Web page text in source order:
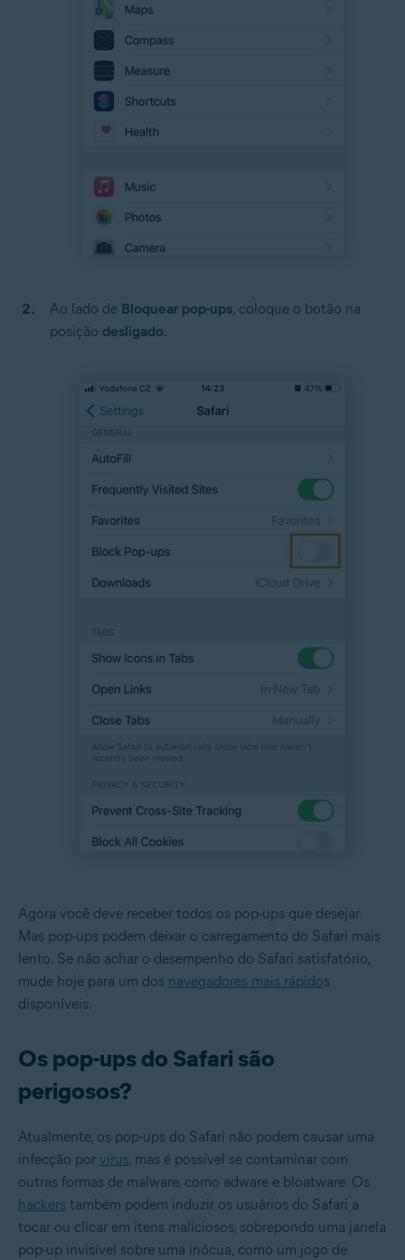
Ao lado de Bloquear pop-ups, coloque o botão na
posição desligado.
Agora você deve receber todos os pop-ups que desejar.
Mas pop-ups podem deixar o carregamento do Safari mais
lento. Se não achar o desempenho do Safari satisfatório,
mude hoje para um dos navegadores mais rápidos
disponíveis.
Os pop-ups do Safari são
perigosos?
Atualmente, os pop-ups do Safari não podem causar uma
infecção por vírus, mas é possível se contaminar com
outras formas de malware, como adware e bloatware. Os
hackers também podem induzir os usuários do Safari a
tocar ou clicar em itens maliciosos, sobrepondo uma janela
pop-up invisível sobre uma inócua, como um jogo de